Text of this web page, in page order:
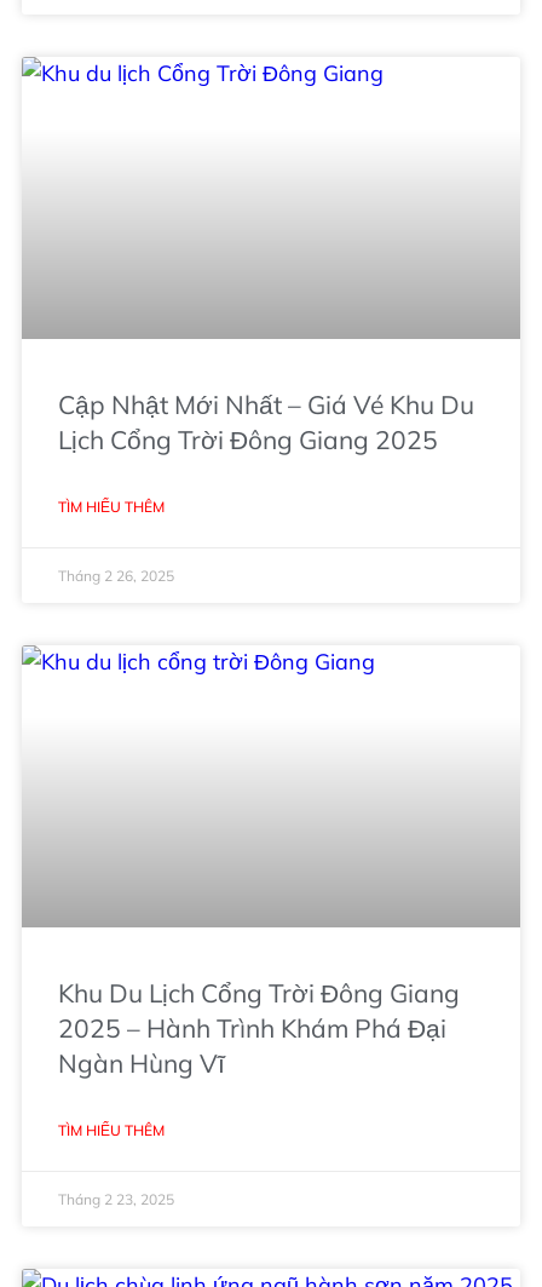
Cập Nhật Mới Nhất – Giá Vé Khu Du
Lịch Cổng Trời Đông Giang 2025
TÌM HIỂU THÊM
Tháng 2 26, 2025
Khu Du Lịch Cổng Trời Đông Giang
2025 – Hành Trình Khám Phá Đại
Ngàn Hùng Vĩ
TÌM HIỂU THÊM
Tháng 2 23, 2025